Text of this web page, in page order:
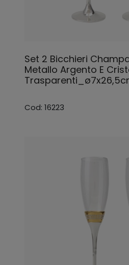
Set 2 Bicchieri
Metallo Argento E
Cod: 16223